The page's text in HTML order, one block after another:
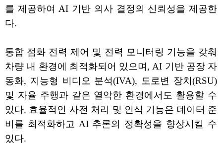
를 제공하여 AI 기반 의사 결정의 신뢰성을 제공한
다.
통합 점화 전력 제어 및 전력 모니터링 기능을 갖춰
차량 내 환경에 최적화되어 있으며, AI 기반 공장 자
동화, 지능형 비디오 분석(IVA), 도로변 장치(RSU)
및 자율 주행과 같은 열악한 환경에서도 활용할 수
있다. 효율적인 사전 처리 및 인식 기능은 데이터 준
비를 최적화하고 AI 추론의 정확성을 향상시킬 수
있다.